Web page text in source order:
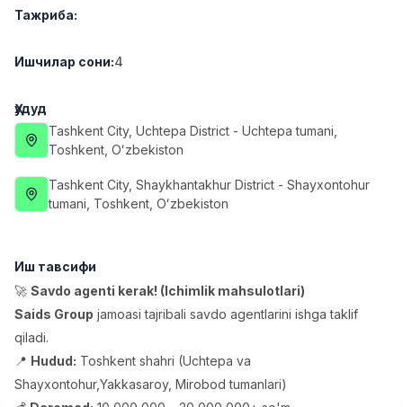
Full time job
Фаст фуд Ошпази
LES AILES
Full time job
Ish joyidan
Фармацевт
3,000,000 - 10,000,000 sum/
NAVBAHOR APTEKA
Сотув бўйича агент
Келишилади
LION_ESTATE
Full time job
Ўқитувчи IELTS
3,000,000 - 10,000,000 sum /
Тажриба:
Ишчилар сони:4
Ҳудуд
Tashkent City, Uchtepa District - Uchtepa tumani,
Тоshkent, Oʻzbekiston
Tashkent City, Shaykhantakhur District - Shayxontohur
tumani, Тоshkent, Oʻzbekiston
Иш тавсифи
🚀 Savdo agenti kerak! (Ichimlik mahsulotlari)
Saids Group jamoasi tajribali savdo agentlarini ishga taklif
qiladi.
📍 Hudud: Toshkent shahri (Uchtepa va
Shayxontohur,Yakkasaroy, Mirobod tumanlari)
Вакансиялар Соҳалар Корхоналар